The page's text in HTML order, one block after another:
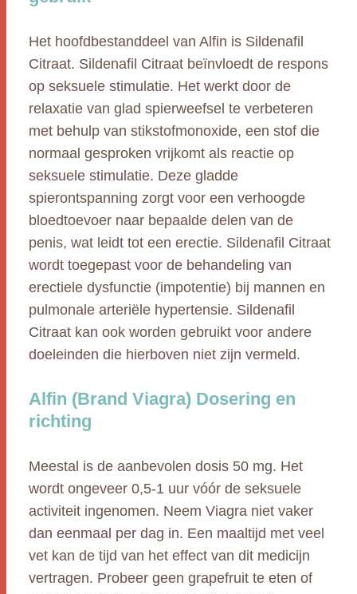
Het hoofdbestanddeel van Alfin is Sildenafil
Citraat. Sildenafil Citraat beïnvloedt de respons
op seksuele stimulatie. Het werkt door de
relaxatie van glad spierweefsel te verbeteren
met behulp van stikstofmonoxide, een stof die
normaal gesproken vrijkomt als reactie op
seksuele stimulatie. Deze gladde
spierontspanning zorgt voor een verhoogde
bloedtoevoer naar bepaalde delen van de
penis, wat leidt tot een erectie. Sildenafil Citraat
wordt toegepast voor de behandeling van
erectiele dysfunctie (impotentie) bij mannen en
pulmonale arteriële hypertensie. Sildenafil
Citraat kan ook worden gebruikt voor andere
doeleinden die hierboven niet zijn vermeld.
Alfin (Brand Viagra) Dosering en
richting
Meestal is de aanbevolen dosis 50 mg. Het
wordt ongeveer 0,5-1 uur vóór de seksuele
activiteit ingenomen. Neem Viagra niet vaker
dan eenmaal per dag in. Een maaltijd met veel
vet kan de tijd van het effect van dit medicijn
vertragen. Probeer geen grapefruit te eten of